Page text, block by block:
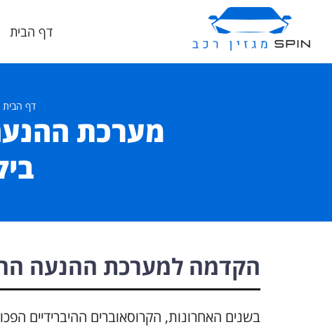
דף הבית
דף הבית
מערכת
הקדמה למערכת ההנעה
בשנים האחרונות, הקרוסאוברים ההיברידיים